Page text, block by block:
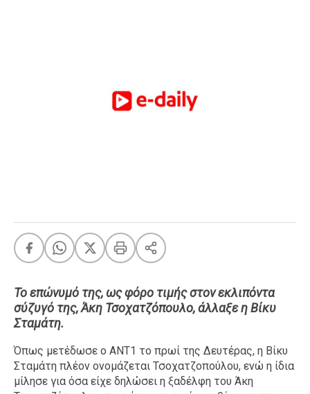
OMG LOL
A-List LGBTQI+
Xmas
LIFE
Food
Body+Mind
Το επώνυμό της, ως φόρο τιμής στον εκλιπόντα
σύζυγό της, Άκη Τσοχατζόπουλο, άλλαξε η Βίκυ
Σταμάτη.
Όπως μετέδωσε ο ΑΝΤ1 το πρωί της Δευτέρας, η Βίκυ
Σταμάτη πλέον ονομάζεται Τσοχατζοπούλου, ενώ η ίδια
μίλησε για όσα είχε δηλώσει η ξαδέλφη του Άκη